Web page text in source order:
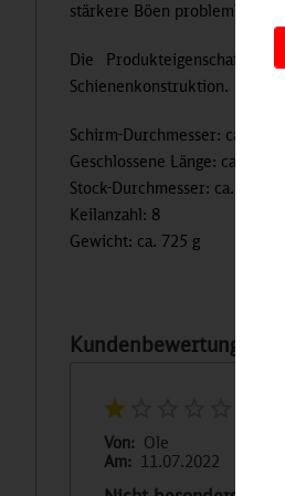
stärkere Böen problemlos aus.
Die Produkteigenschaften
Schienenkonstruktion.
Schirm-Durchmesser: ca. 147
Geschlossene Länge: ca. 71 cm
Stock-Durchmesser: ca. 14 mm
Keilanzahl: 8
Gewicht: ca. 725 g
Kundenbewertungen
Von: Ole
Am:
11.07.2022